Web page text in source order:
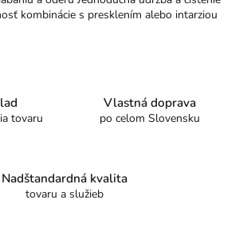
kombinácie s presklením alebo intarziou
tovaru
Vlastná doprava
po celom Slovensku
Nadštandardná kvalita
tovaru a služieb